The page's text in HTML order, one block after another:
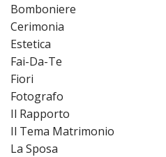
Bomboniere
Cerimonia
Estetica
Fai-Da-Te
Fiori
Fotografo
Il Rapporto
Il Tema Matrimonio
La Sposa